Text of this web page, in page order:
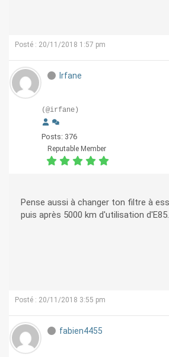
Posté : 20/11/2018 1:57 pm
Irfane
(@irfane)
Posts: 376
Reputable Member
Pense aussi à changer ton filtre à essence assez vite,
puis après 5000 km d'utilisation d'E85.
Posté : 20/11/2018 3:55 pm
fabien4455